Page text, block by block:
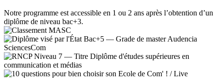
Notre programme est accessible en 1 ou 2 ans après l’obtention d’un
diplôme de niveau bac+3.